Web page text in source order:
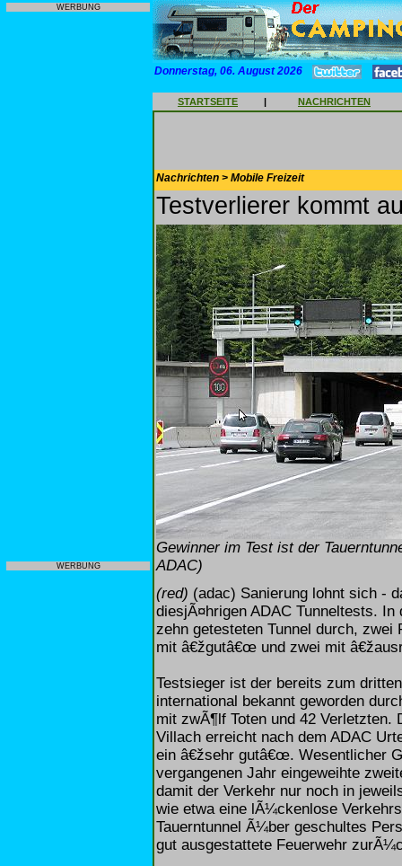
WERBUNG
WERBUNG
Donnerstag, 06. August 2026
STARTSEITE | NACHRICHTEN
Nachrichten > Mobile Freizeit
Testverlierer kommt
Gewinner im Test ist der
ADAC)
(red) (adac) Sanierung lohnt sich -
diesjÃ¤hrigen ADAC Tunneltests.
zehn getesteten Tunnel durch,
mit â€žgutâ€œ und zwei mit
Testsieger ist der bereits zum
international bekannt geworden
mit zwÃ¶lf Toten und 42 Verletzten.
Villach erreicht nach dem ADAC
ein â€žsehr gutâ€œ. Wesentlicher
vergangenen Jahr eingeweihte
damit der Verkehr nur noch in
wie etwa eine lÃ¼ckenlose
Tauerntunnel Ã¼ber geschultes
gut ausgestattete Feuerwehr